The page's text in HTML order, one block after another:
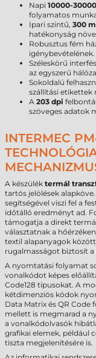
Napi 10000-
folyamatos
Ipari szintű, 300
hatékonyság
Robusztus fém
igénybevételének.
Széleskörű
az egyszerű
Sokoldalú
szállítási etikettek
A 203 dpi
szöveges adatok
INTERMEC
A készülék termál
tartós jelölések
segítségével viszi fel a
időtálló eredményt ad.
támogatja a direkt
választatnak a
textil alapanyagok
rugalmasságot biztosít
A nyomtatási folyamat
vonalkódot képes
Code128 típusokat. A
kétdimenziós kódok
Data Matrix és QR
mellett is megmarad a
a vonalkódolvasók
grafikai elemek, például
tiszta megjelenítésére is.